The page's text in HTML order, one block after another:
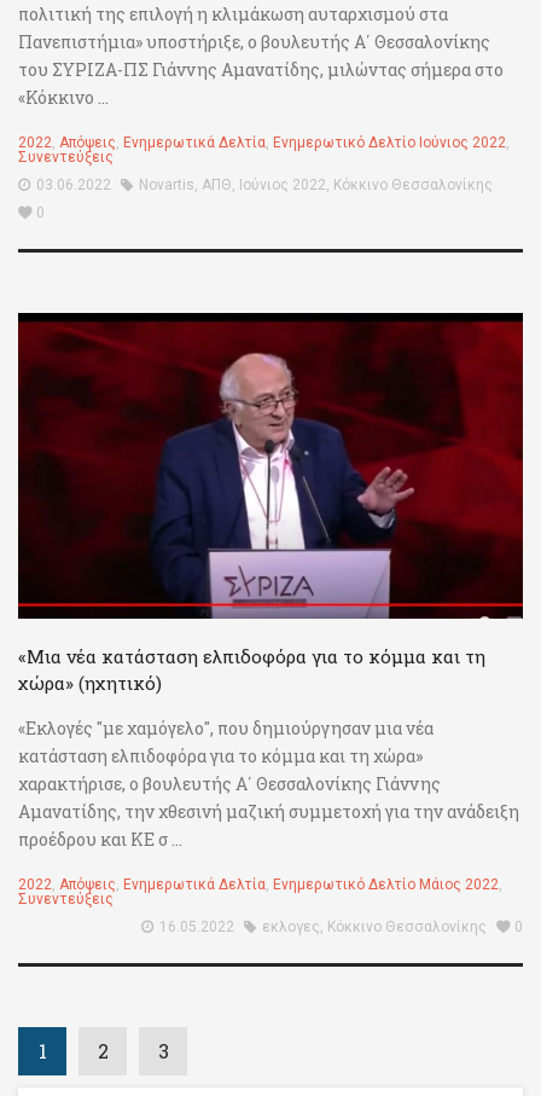
πολιτική της επιλογή η κλιμάκωση αυταρχισμού στα
Πανεπιστήμια» υποστήριξε, ο βουλευτής Α΄ Θεσσαλονίκης
του ΣΥΡΙΖΑ-ΠΣ Γιάννης Αμανατίδης, μιλώντας σήμερα στο
«Κόκκινο ...
2022, Απόψεις, Ενημερωτικά Δελτία, Ενημερωτικό Δελτίο Ιούνιος 2022,
Συνεντεύξεις
03.06.2022
Novartis, ΑΠΘ, Ιούνιος 2022, Κόκκινο Θεσσαλονίκης
0
«Μια νέα κατάσταση ελπιδοφόρα για το κόμμα και τη
χώρα» (ηχητικό)
«Εκλογές "με χαμόγελο", που δημιούργησαν μια νέα
κατάσταση ελπιδοφόρα για το κόμμα και τη χώρα»
χαρακτήρισε, ο βουλευτής Α΄ Θεσσαλονίκης Γιάννης
Αμανατίδης, την χθεσινή μαζική συμμετοχή για την ανάδειξη
προέδρου και ΚΕ σ ...
2022 Απόψεις Ενημερωτικά Δελτία Ενημερωτικό Δελτίο Μάιος 2022
Συνεντεύξεις
16.05.2022
εκλογες Κόκκινο Θεσσαλονίκης 0
1 2 3